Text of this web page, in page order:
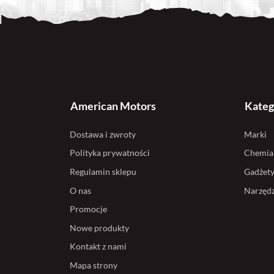
American Motors
Dostawa i zwroty
Polityka prywatności
Regulamin sklepu
O nas
Promocje
Nowe produkty
Kontakt z nami
Mapa strony
Marki
Chemia
Gadżety